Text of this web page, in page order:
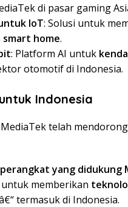
di pasar gaming
IoT: Solusi untuk
home.
: Platform AI untuk
otomotif di Indonesia.
Indonesia
telah
yang didukung
memberikan
termasuk di Indonesia.